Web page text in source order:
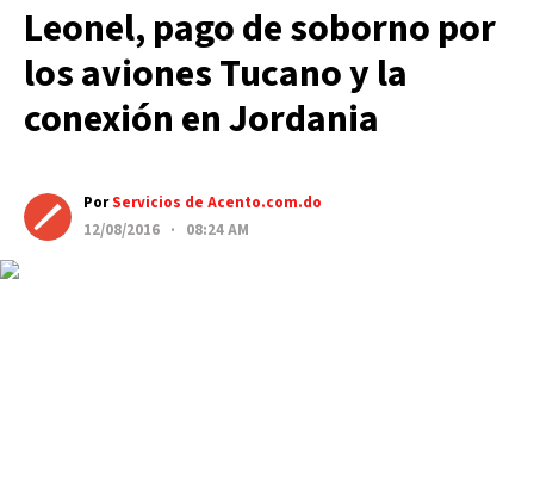
Leonel, pago de soborno por
los aviones Tucano y la
conexión en Jordania
PorServicios de Acento.com.do
12/08/2016 · 08:24 AM